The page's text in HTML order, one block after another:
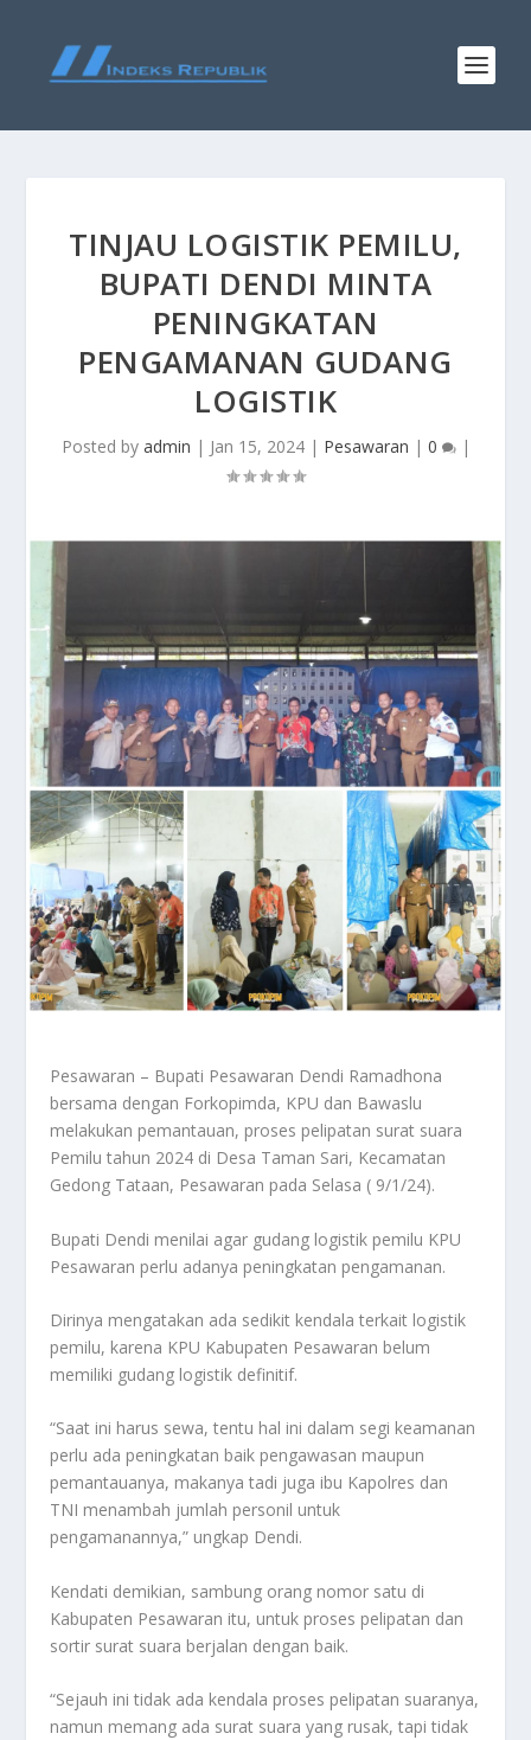
TINJAU LOGISTIK PEMILU,
BUPATI DENDI MINTA
PENINGKATAN
PENGAMANAN GUDANG
LOGISTIK
Posted by admin | Jan 15, 2024| Pesawaran | 0 |
Pesawaran – Bupati Pesawaran Dendi Ramadhona
bersama dengan Forkopimda, KPU dan Bawaslu
melakukan pemantauan, proses pelipatan surat suara
Pemilu tahun 2024 di Desa Taman Sari, Kecamatan
Gedong Tataan, Pesawaran pada Selasa ( 9/1/24).
Bupati Dendi menilai agar gudang logistik pemilu KPU
Pesawaran perlu adanya peningkatan pengamanan.
Dirinya mengatakan ada sedikit kendala terkait logistik
pemilu, karena KPU Kabupaten Pesawaran belum
memiliki gudang logistik definitif.
“Saat ini harus sewa, tentu hal ini dalam segi keamanan
perlu ada peningkatan baik pengawasan maupun
pemantauanya, makanya tadi juga ibu Kapolres dan
TNI menambah jumlah personil untuk
pengamanannya,” ungkap Dendi.
Kendati demikian, sambung orang nomor satu di
Kabupaten Pesawaran itu, untuk proses pelipatan dan
sortir surat suara berjalan dengan baik.
“Sejauh ini tidak ada kendala proses pelipatan suaranya,
namun memang ada surat suara yang rusak, tapi tidak